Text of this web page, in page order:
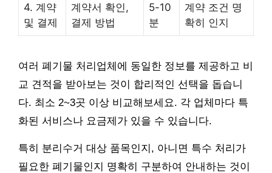
4. 계약
및 결제
계약서 확인,
결제 방법
5-10
분
계약 조건 명
확히 인지
여러 폐기물 처리업체에 동일한 정보를 제공하고 비
교 견적을 받아보는 것이 합리적인 선택을 돕습니
다. 최소 2~3곳 이상 비교해보세요. 각 업체마다 특
화된 서비스나 요금제가 있을 수 있습니다.
특히 분리수거 대상 품목인지, 아니면 특수 처리가
필요한 폐기물인지 명확히 구분하여 안내하는 것이